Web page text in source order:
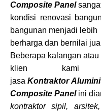
Composite Panel
kondisi renovasi
bangunan menjadi lebih
berharga dan bernilai
Beberapa kalangan atau
klien kami
jasa Kontraktor
Composite Panelini
kontraktor sipil,